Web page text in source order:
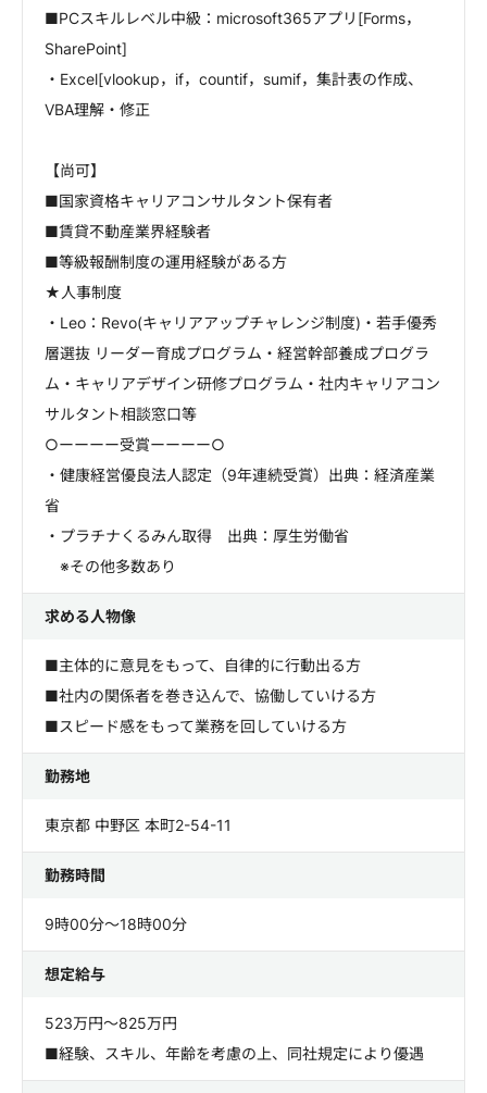
■PCスキルレベル中級：microsoft365アプリ[Forms，
SharePoint]
・Excel[vlookup，if，countif，sumif，集計表の作成、
VBA理解・修正
【尚可】
■国家資格キャリアコンサルタント保有者
■賃貸不動産業界経験者
■等級報酬制度の運用経験がある方
★人事制度
・Leo：Revo(キャリアアップチャレンジ制度)・若手優秀
層選抜 リーダー育成プログラム・経営幹部養成プログラ
ム・キャリアデザイン研修プログラム・社内キャリアコン
サルタント相談窓口等
○ーーーー受賞ーーーー○
・健康経営優良法人認定（9年連続受賞）出典：経済産業
省
・プラチナくるみん取得 出典：厚生労働省
※その他多数あり
求める人物像
■主体的に意見をもって、自律的に行動出る方
■社内の関係者を巻き込んで、協働していける方
■スピード感をもって業務を回していける方
勤務地
東京都 中野区 本町2-54-11
勤務時間
9時00分～18時00分
想定給与
523万円～825万円
■経験、スキル、年齢を考慮の上、同社規定により優遇